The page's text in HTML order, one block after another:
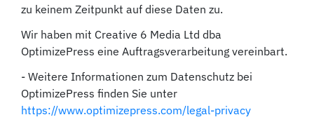
zu keinem Zeitpunkt auf diese Daten zu.
Wir haben mit Creative 6 Media Ltd dba
OptimizePress eine Auftragsverarbeitung vereinbart.
- Weitere Informationen zum Datenschutz bei
OptimizePress finden Sie unter
https://www.optimizepress.com/legal-privacy